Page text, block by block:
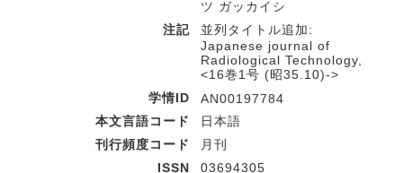
ツ ガッカイシ
注記
並列タイトル追加:
Japanese journal of
Radiological Technology,
<16巻1号 (昭35.10)->
学情ID
AN00197784
本文言語コード
日本語
刊行頻度コード
月刊
ISSN
03694305